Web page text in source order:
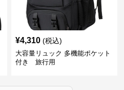
¥4,310 (税込)
大容量リュック 多機能ポケット
付き 旅行用